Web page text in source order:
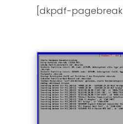
[dkpdf-pagebreak]